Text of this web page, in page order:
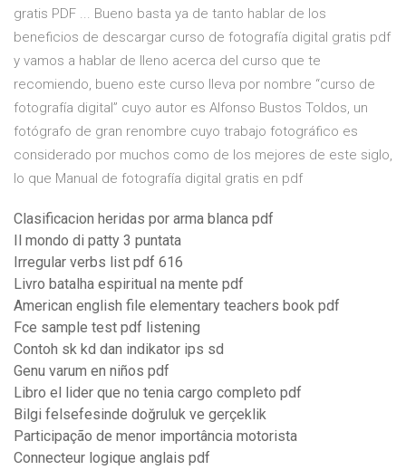
gratis PDF ... Bueno basta ya de tanto hablar de los
beneficios de descargar curso de fotografía digital gratis pdf
y vamos a hablar de lleno acerca del curso que te
recomiendo, bueno este curso lleva por nombre “curso de
fotografía digital” cuyo autor es Alfonso Bustos Toldos, un
fotógrafo de gran renombre cuyo trabajo fotográfico es
considerado por muchos como de los mejores de este siglo,
lo que Manual de fotografía digital gratis en pdf
Clasificacion heridas por arma blanca pdf
Il mondo di patty 3 puntata
Irregular verbs list pdf 616
Livro batalha espiritual na mente pdf
American english file elementary teachers book pdf
Fce sample test pdf listening
Contoh sk kd dan indikator ips sd
Genu varum en niños pdf
Libro el lider que no tenia cargo completo pdf
Bilgi felsefesinde doğruluk ve gerçeklik
Participação de menor importância motorista
Connecteur logique anglais pdf